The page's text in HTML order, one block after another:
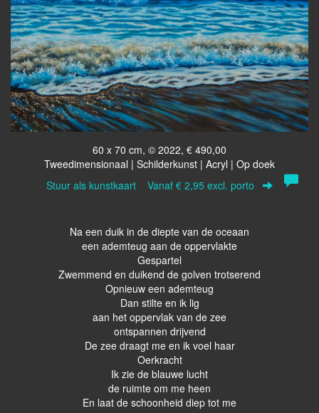
60 x 70 cm, © 2022, € 490,00
Tweedimensionaal | Schilderkunst | Acryl | Op doek
Stuur als kunstkaart Vanaf € 2,95 excl. porto
Na een duik in de diepte van de oceaan
een ademteug aan de oppervlakte
Gespartel
Zwemmend en duikend de golven trotserend
Opnieuw een ademteug
Dan stilte en ik lig
aan het oppervlak van de zee
ontspannen drijvend
De zee draagt me en ik voel haar
Oerkracht
Ik zie de blauwe lucht
de ruimte om me heen
En laat de schoonheid diep tot me